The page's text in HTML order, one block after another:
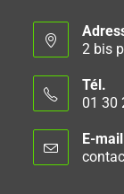
2 bis
Tél.
01 30
E-